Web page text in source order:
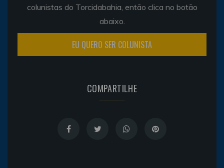
colunistas do Torcidabahia, então clica no botão
abaixo.
EU QUERO SER COLUNISTA
COMPARTILHE